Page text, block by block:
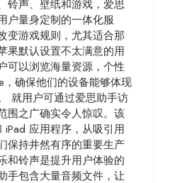
铃声、壁纸和游戏，爱思
户量身定制的一体化服
变游戏规则，尤其适合那
果默认设置不太满意的用
可以浏览海量资源，个性
，确保他们的设备能够体现
就用户可通过爱思助手访
围之广确实令人惊叹。该
iPad 应用程序，从吸引用
保持井然有序的重要生产
和铃声是提升用户体验的
手包含大量音频文件，让